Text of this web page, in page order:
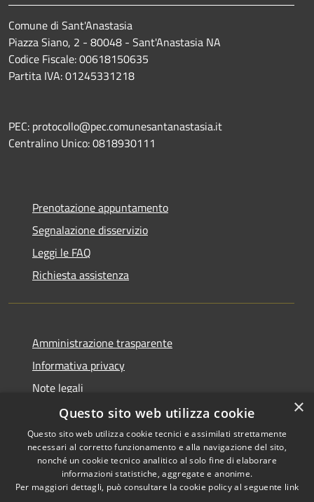
Comune di Sant'Anastasia
Piazza Siano, 2 - 80048 - Sant'Anastasia NA
Codice Fiscale: 00618150635
Partita IVA: 01245331218
PEC: protocollo@pec.comunesantanastasia.it
Centralino Unico: 0818930111
Prenotazione appuntamento
Segnalazione disservizio
Leggi le FAQ
Richiesta assistenza
Amministrazione trasparente
Informativa privacy
Note legali
Dichiarazione di accessibilità
RSS
Accessibilità
Copyright © 2026 • Comune di
Sant'Anastasia • Powered by
×
Questo sito web utilizza cookie
Questo sito web utilizza cookie tecnici e assimilati strettamente
necessari al corretto funzionamento e alla navigazione del sito,
nonché un cookie tecnico analitico al solo fine di elaborare
informazioni statistiche, aggregate e anonime.
Per maggiori dettagli, può consultare la cookie policy al seguente link